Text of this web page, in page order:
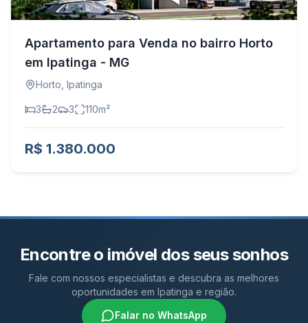
Apartamento para Venda no bairro Horto
em Ipatinga - MG
Horto Ipatinga
3 2 3 110m²
R$ 1.380.000
Encontre o imóvel dos seus sonhos
Fale com nossos especialistas e descubra as melhores
oportunidades em Ipatinga e região.
Falar no WhatsApp